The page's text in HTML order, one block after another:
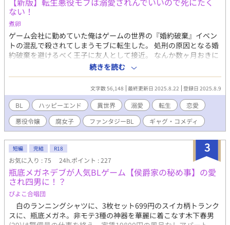
神（サリエル）》。 類まれな美貌と卓越した頭脳を持ち、戦場で
は一切の情を見せない冷酷な支配者。 一方で医師としても超一流
の技術を持ち、敵味方を問わず命を救うことができる。 五年前、
自らの手で親友レディルを殺した過去を抱え、その面影を持つマ
イトへ異常な執着を抱く。 当初は「失った存在の代用品」として
手に入れようとしていたが、日々の中で少しずつ本物の恋心と支
配欲に変わっていく。 ⸻ ■ジェイス 年齢：31歳 身長：
180cm 所属：エブラハム・ロジャー 現船長 赤髪が印象的なマイ
トの幼なじみ。 幼い頃から共に育ち、先代亡き後も右腕として
《エブラハム・ロジャー》を支えてきた。 誰よりもマイトを敬愛
し、命を懸けて守ろうとする忠臣。 マイトのディアスへの依存を
悟り、マイトの元を去った ⸻ ■先代エブラハム 享年：69歳
所属：エブラハム・ロジャー前首領 百年以上続く宇宙海賊《エブ
ラハム・ロジャー》の前首領。
ない！
煮卵
ゲーム会社に勤めていた俺はゲームの世界の『婚約破棄』イベン
トの混乱で殺されてしまうモブに転生した。 処刑の原因となる婚
約破棄を避けるべく王子に友人として接近。 なんか数ヶ月おきに
繰り返される「恋人や出会いのためのお祭り」をできる限り第二
皇子と過ごし、 婚約破棄の原因となる主人公と出会うきっかけを
徹底的に排除する。 最近では監視をつけるまでもなくいつも一緒
にいたいと言い出すようになった・・・ やんごとなき血筋のハン
サムな王子様を淑女たちから遠ざけ男の俺とばかり過ごすように
仕向けるのはちょっと申し訳ない気もしたが、俺の運命のため
だ。仕方あるまい。 クレバーな立ち振る舞いにより、俺の死亡フ
ラグは完全に回避された・・・ と思ったら、婚約の儀の当日、
「私には思い人がいるのです」 と言いやがる！一体誰だ！？ その
日の夜、俺はゲームの告白イベントがある薔薇園に呼び出され
て・・・ ーーーーーーーー この作品は以前投稿した「転生悪役モ
ブは溺愛されんで良いので死にたくない！」に 加筆修正を加えた
ものです。 リュシアンの転生前の設定や主人公二人の出会いのシ
ーンを追加し、 あまり描けていなかったキャラクターのシーンを
追加しています。 展開が少し変わっていますので新しい小説とし
て投稿しています。 続編出ました 転生悪役令嬢は溺愛されんでい
いので推しカプを見守りたい！
続きを読む
文字数 56,148 最終更新日 2025.8.22 登録日 2025.8.9
BL ハッピーエンド 異世界 溺愛 転生
恋愛
悪役令嬢
腐女子 ファンタジーBL ギャグ・コメディ
3
短編 完結 R18
お気に入り : 75 24h.ポイント : 227
瓶底メガネデブが人気BLゲーム【侯爵家の秘め事】の愛
され四男に！？
ぴよこ合唱団
白のランニングシャツに、3枚セット699円のスイカ柄トランク
スに、瓶底メガネ。非モテ3種の神器を華麗に着こなす木下春男